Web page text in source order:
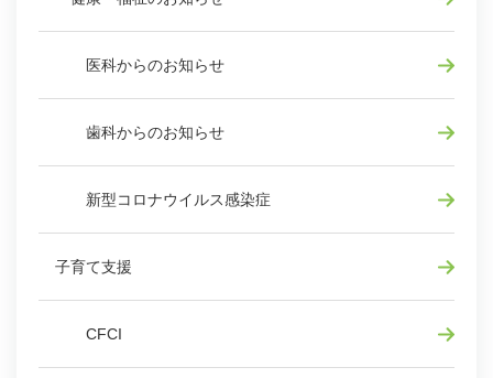
医科からのお知らせ
歯科からのお知らせ
新型コロナウイルス感染症
子育て支援
CFCI